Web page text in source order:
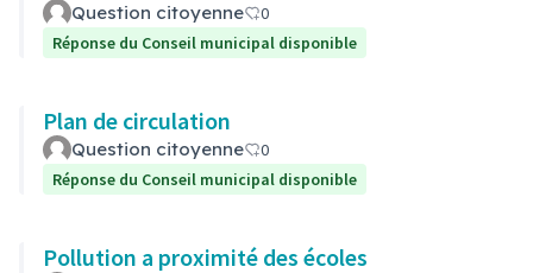
Question citoyenne
0
Réponse du Conseil municipal disponible
Plan de circulation
Question citoyenne
0
Réponse du Conseil municipal disponible
Pollution a proximité des écoles